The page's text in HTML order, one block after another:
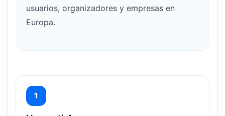
usuarios, organizadores y empresas en
Europa.
1